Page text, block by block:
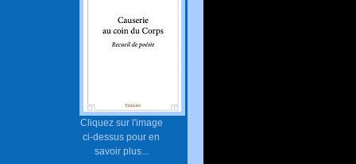
Cliquez sur l'image
ci-dessus pour en
savoir plus...